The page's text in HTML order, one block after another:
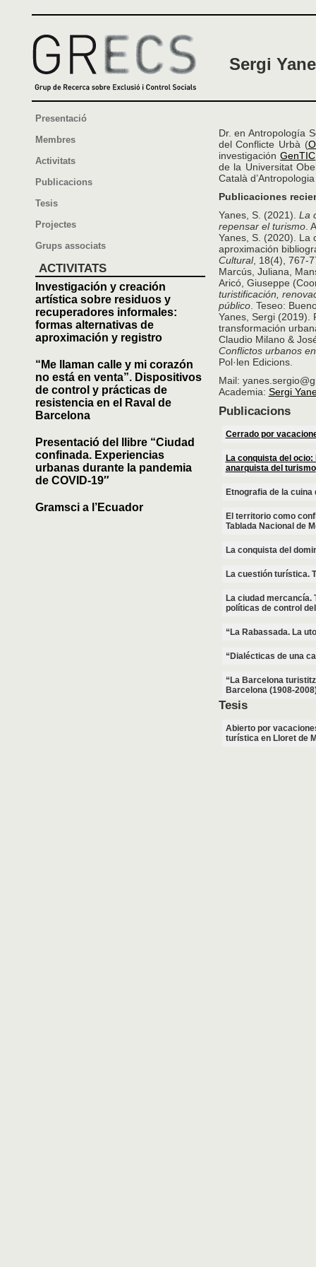
Sergi
Presentació
Membres
Activitats
Publicacions
Tesis
Projectes
Grups associats
ACTIVITATS
Investigación y creación
artística sobre residuos y
recuperadores informales:
formas alternativas de
aproximación y registro
“Me llaman calle y mi corazón
no está en venta”. Dispositivos
de control y prácticas de
resistencia en el Raval de
Barcelona
Presentació del llibre “Ciudad
confinada. Experiencias
urbanas durante la pandemia
de COVID-19″
Gramsci a l’Ecuador
Dr. en Antropología
del Conflicte Urbà (
investigaciónGenTIC
de la Universitat
Català
Publicaciones
Yanes, S. (2021). La
repensar el turismo.
Yanes, S. (2020). La
aproximación
Cultural, 18(4), 767-
Marcús, Juliana,
Aricó, Giuseppe
turistificación,
público. Teseo:
Yanes, Sergi (2019).
transformación
Claudio Milano &
Conflictos urbanos
Pol·len Edicions.
Mail:
Academia: Sergi
Publicacions
Cerrado por
La conquista del
anarquista del turismo
Etnografia de la cuina
El territorio como
Tablada Nacional de
La conquista del
La cuestión turística.
La ciudad
políticas de control
“La Rabassada. La
“Dialécticas de una
“La Barcelona
Barcelona (1908-
Tesis
Abierto por
turística en Lloret de